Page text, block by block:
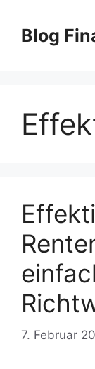
Inhalt
springen
Blog
7. Februar